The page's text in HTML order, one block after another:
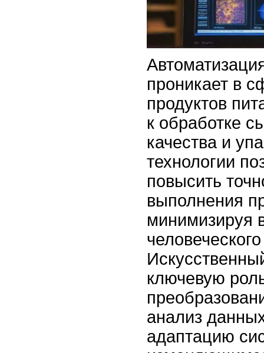
проникает в
продуктов
к обработке
качества и
технологии
повысить
выполнения
минимизируя
ключевую
анализ
адаптацию